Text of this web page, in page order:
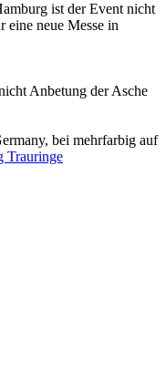
ist der Event nicht
eine neue Messe in
Anbetung der Asche
bei mehrfarbig auf
Trauringe